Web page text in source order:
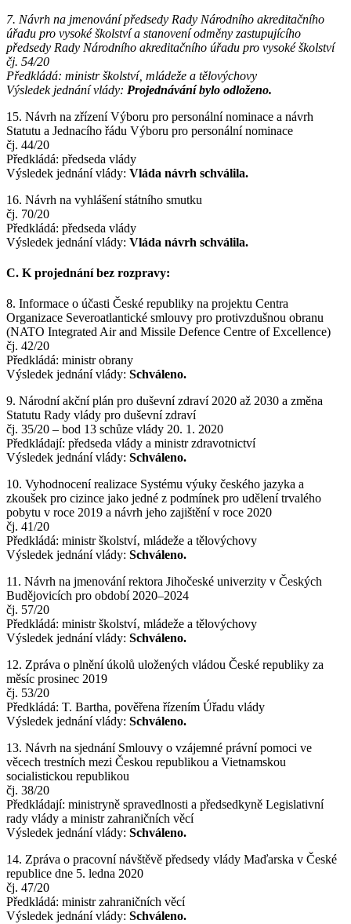
7. Návrh na jmenování předsedy Rady Národního akreditačního
úřadu pro vysoké školství a stanovení odměny zastupujícího
předsedy Rady Národního akreditačního úřadu pro vysoké školství
čj. 54/20
Předkládá: ministr školství‚ mládeže a tělovýchovy
Výsledek jednání vlády: Projednávání bylo odloženo.
15. Návrh na zřízení Výboru pro personální nominace a návrh
Statutu a Jednacího řádu Výboru pro personální nominace
čj. 44/20
Předkládá: předseda vlády
Výsledek jednání vlády: Vláda návrh schválila.
16. Návrh na vyhlášení státního smutku
čj. 70/20
Předkládá: předseda vlády
Výsledek jednání vlády: Vláda návrh schválila.
C. K projednání bez rozpravy:
8. Informace o účasti České republiky na projektu Centra
Organizace Severoatlantické smlouvy pro protivzdušnou obranu
(NATO Integrated Air and Missile Defence Centre of Excellence)
čj. 42/20
Předkládá: ministr obrany
Výsledek jednání vlády: Schváleno.
9. Národní akční plán pro duševní zdraví 2020 až 2030 a změna
Statutu Rady vlády pro duševní zdraví
čj. 35/20 – bod 13 schůze vlády 20. 1. 2020
Předkládají: předseda vlády a ministr zdravotnictví
Výsledek jednání vlády: Schváleno.
10. Vyhodnocení realizace Systému výuky českého jazyka a
zkoušek pro cizince jako jedné z podmínek pro udělení trvalého
pobytu v roce 2019 a návrh jeho zajištění v roce 2020
čj. 41/20
Předkládá: ministr školství‚ mládeže a tělovýchovy
Výsledek jednání vlády: Schváleno.
11. Návrh na jmenování rektora Jihočeské univerzity v Českých
Budějovicích pro období 2020–2024
čj. 57/20
Předkládá: ministr školství‚ mládeže a tělovýchovy
Výsledek jednání vlády: Schváleno.
12. Zpráva o plnění úkolů uložených vládou České republiky za
měsíc prosinec 2019
čj. 53/20
Předkládá: T. Bartha, pověřena řízením Úřadu vlády
Výsledek jednání vlády: Schváleno.
13. Návrh na sjednání Smlouvy o vzájemné právní pomoci ve
věcech trestních mezi Českou republikou a Vietnamskou
socialistickou republikou
čj. 38/20
Předkládají: ministryně spravedlnosti a předsedkyně Legislativní
rady vlády a ministr zahraničních věcí
Výsledek jednání vlády: Schváleno.
14. Zpráva o pracovní návštěvě předsedy vlády Maďarska v České
republice dne 5. ledna 2020
čj. 47/20
Předkládá: ministr zahraničních věcí
Výsledek jednání vlády: Schváleno.